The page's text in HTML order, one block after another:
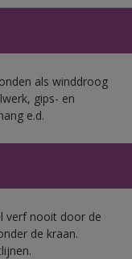
als winddroog
gips- en
e.d.
verf nooit door de
de kraan.